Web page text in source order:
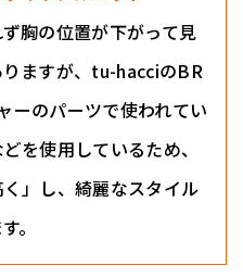
胸の位置が下がって見
ますが、tu-hacciのBR
ーのパーツで使われてい
を使用しているため、
く」し、綺麗なスタイル
。